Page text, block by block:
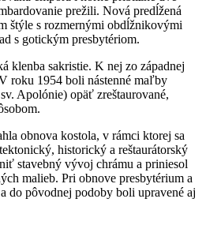
prežili. Nová predĺžená
štýle s rozmernými obdĺžnikovými
s gotickým presbytériom.
klenba sakristie. K nej zo západnej
roku 1954 boli nástenné maľby
Apolónie) opäť zreštaurované,
obnova kostola, v rámci ktorej sa
historický a reštaurátorský
stavebný vývoj chrámu a priniesol
malieb. Pri obnove presbytérium a
do pôvodnej podoby boli upravené aj